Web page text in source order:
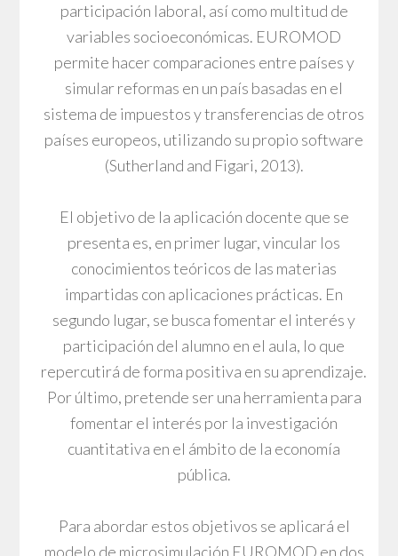
participación laboral, así como multitud de
variables socioeconómicas. EUROMOD
permite hacer comparaciones entre países y
simular reformas en un país basadas en el
sistema de impuestos y transferencias de otros
países europeos, utilizando su propio software
(Sutherland and Figari, 2013).
El objetivo de la aplicación docente que se
presenta es, en primer lugar, vincular los
conocimientos teóricos de las materias
impartidas con aplicaciones prácticas. En
segundo lugar, se busca fomentar el interés y
participación del alumno en el aula, lo que
repercutirá de forma positiva en su aprendizaje.
Por último, pretende ser una herramienta para
fomentar el interés por la investigación
cuantitativa en el ámbito de la economía
pública.
Para abordar estos objetivos se aplicará el
modelo de microsimulación EUROMOD en dos